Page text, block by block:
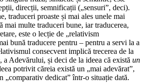
direcții, semnificații („sensuri”, deci).
traduceri proaste și mai ales unele mai
mai multe traduceri bune, iar traducerea,
este o lecție de „relativism
bună traducere pentru – pentru a servi la a
consecvent implică trecerea de la
Adevărului, și deci de la ideea că există un
potrivit căreia există un „mai adevărat”,
„comparativ dedicat” într‑o situație dată.